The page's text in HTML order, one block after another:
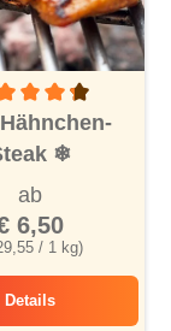
5 Sternen
❄
/ 1 kg)
ab
6,50
Details
Grill-Hähnchen-